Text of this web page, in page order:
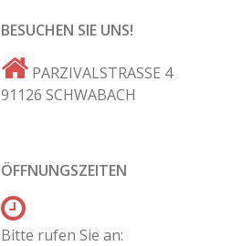
BESUCHEN SIE UNS!
PARZIVALSTRASSE 4
91126 SCHWABACH
ÖFFNUNGSZEITEN
Bitte rufen Sie an: